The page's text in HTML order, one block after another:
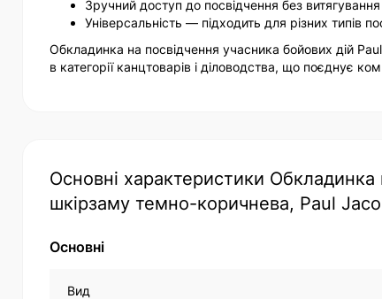
Зручний доступ до посвідчення без
Універсальність — підходить для різних типів
Обкладинка на посвідчення учасника бойових дій
в категорії канцтоварів і діловодства, що поєднує
Основні характеристики Обкладинка
шкірзаму темно-коричнева, Paul
Основні
Вид